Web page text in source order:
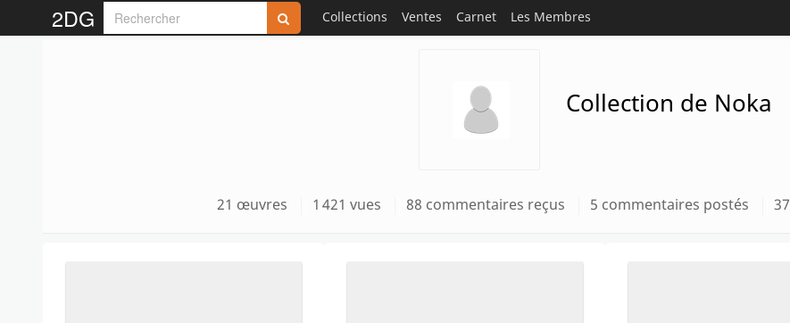
2DG Collections Ventes Carnet Les Membres
Collection de Noka
21 œuvres 1 421 vues 88 commentaires reçus 5 commentaires postés 37